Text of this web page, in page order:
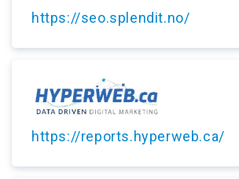
https://seo.splendit.no/
https://reports.hyperweb.ca/